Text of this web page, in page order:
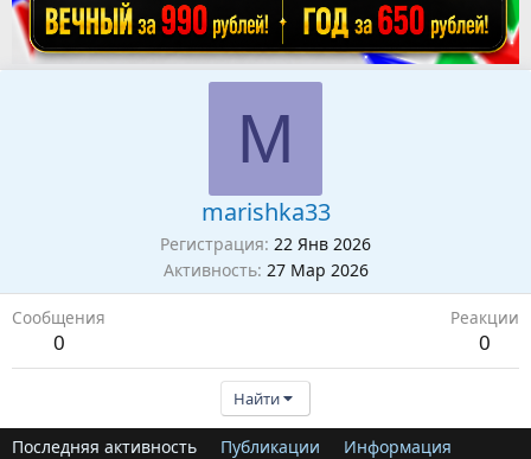
M
marishka33
Регистрация 22 Янв 2026
Активность 27 Мар 2026
Сообщения
0
Реакции
0
Найти
Последняя активность Публикации Информация